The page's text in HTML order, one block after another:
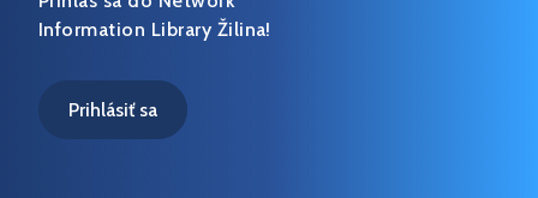
Information Library Žilina!
Prihlásiť sa